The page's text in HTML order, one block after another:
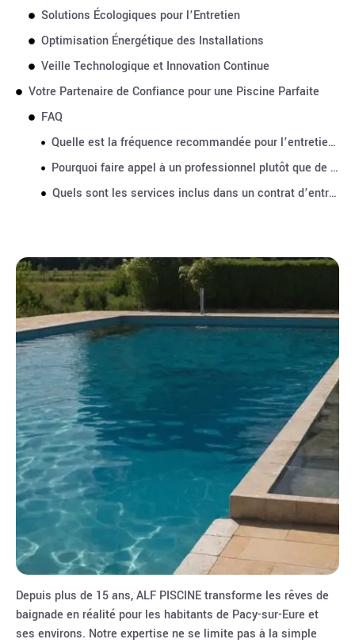
Solutions Écologiques pour l’Entretien
Optimisation Énergétique des Installations
Veille Technologique et Innovation Continue
Votre Partenaire de Confiance pour une Piscine Parfaite
FAQ
Quelle est la fréquence recommandée pour l’entretien professionnel d’une piscine ?
Pourquoi faire appel à un professionnel plutôt que de gérer l’entretien soi-même ?
Quels sont les services inclus dans un contrat d’entretien standard ?
Depuis plus de 15 ans, ALF PISCINE transforme les rêves de
baignade en réalité pour les habitants de Pacy-sur-Eure et
ses environs. Notre expertise ne se limite pas à la simple